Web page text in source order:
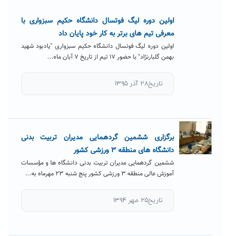
اولین دوره لیگ فوتسال دانشگاه حکیم سبزواری با
معرفی تیم های برتر به کار خود پایان داد
اولین دوره لیگ فوتسال دانشگاه حکیم سبزواری "یادبود شهید
بهمن گلبارنژاد" با حضور ۱۷ تیم از تاریخ ۷ آبان ماه...
تاریخ۲۸ آذر ۱۳۹۵
برگزاری ششمین گردهمایی مدیران تربیت بدنی
دانشگاه های منطقه ۳ ورزشی کشور
ششمین گردهمایی مدیران تربیت بدنی دانشگاه ها و مؤسسات
آموزش عالی منطقه ۳ ورزشی کشور پنج شنبه ۲۳ مهرماه به...
تاریخ۲۵ مهر ۱۳۹۴